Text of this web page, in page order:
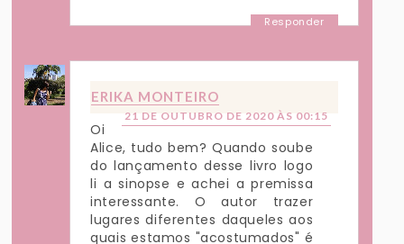
Responder
ERIKA MONTEIRO
21 DE OUTUBRO DE 2020 ÀS 00:15
Oi
Alice, tudo bem? Quando soube
do lançamento desse livro logo
li a sinopse e achei a premissa
interessante. O autor trazer
lugares diferentes daqueles aos
quais estamos "acostumados" é